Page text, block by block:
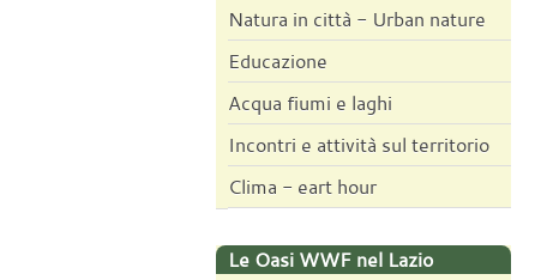
Natura in città - Urban nature
Educazione
Acqua fiumi e laghi
Incontri e attività sul territorio
Clima - eart hour
Le Oasi WWF nel Lazio